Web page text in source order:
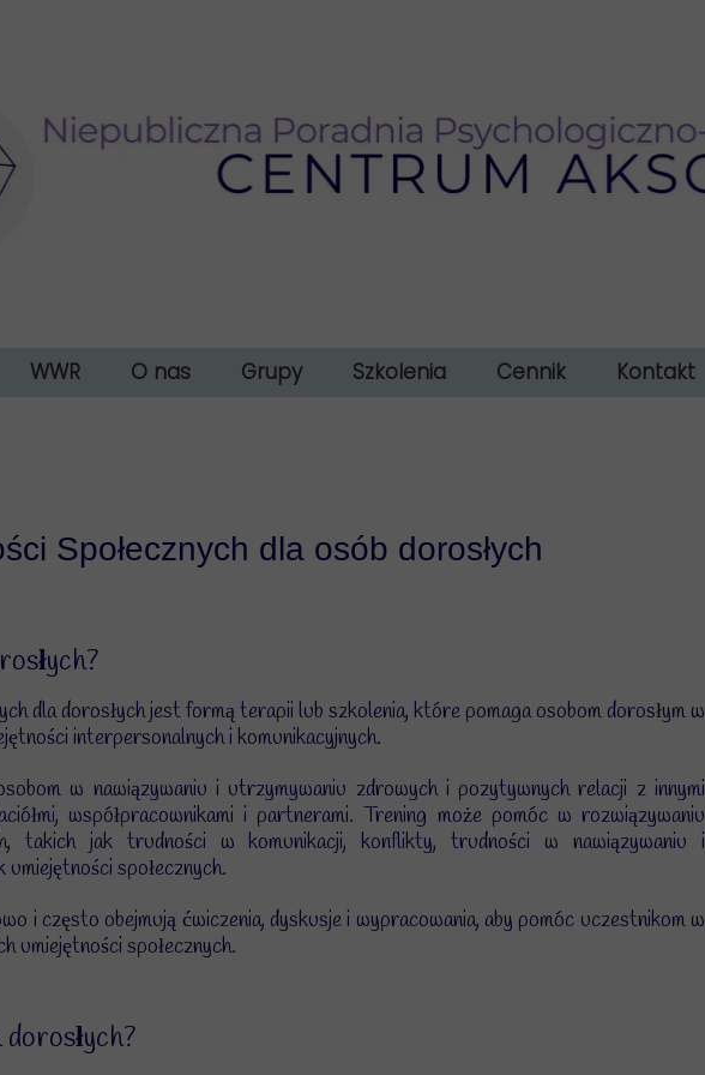
Społecznych dla osób dorosłych
WWR O nas Grupy
TUS - młodzież
Trening Zastępowania Agresji
Felinoterapia
Szkolenia Cennik Kontakt
dla dorosłych jest formą terapii lub szkolenia, które pomaga osobom dorosłym w
interpersonalnych i komunikacyjnych.
w nawiązywaniu i utrzymywaniu zdrowych i pozytywnych relacji z innymi
współpracownikami i partnerami. Trening może pomóc w rozwiązywaniu
takich jak trudności w komunikacji, konflikty, trudności w nawiązywaniu i
społecznych.
i często obejmują ćwiczenia, dyskusje i wypracowania, aby pomóc uczestnikom w
umiejętności społecznych.